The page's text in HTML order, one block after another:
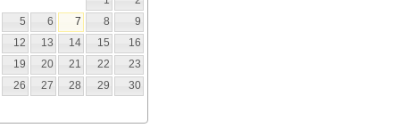
5 6 7 8
9
12 13 14 15
16
19 20 21 22
23
26 27 28 29
30